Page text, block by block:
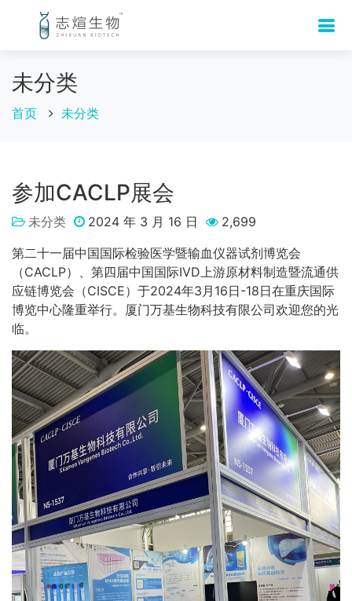
未分类
首页 未分类
参加CACLP展会
未分类 2024 年 3 月 16 日
2,699
第二十一届中国国际检验医学暨输血仪器试剂博览会
（CACLP）、第四届中国国际IVD上游原材料制造暨流通供
应链博览会（CISCE）于2024年3月16日-18日在重庆国际
博览中心隆重举行。厦门万基生物科技有限公司欢迎您的光
临。